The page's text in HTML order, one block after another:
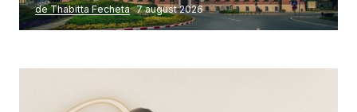
de Thabitta Fecheta 7 august 2026